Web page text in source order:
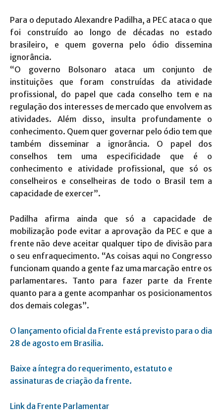
Para o deputado Alexandre Padilha, a PEC ataca o que
foi construído ao longo de décadas no estado
brasileiro, e quem governa pelo ódio dissemina
ignorância.
“O governo Bolsonaro ataca um conjunto de
instituições que foram construídas da atividade
profissional, do papel que cada conselho tem e na
regulação dos interesses de mercado que envolvem as
atividades. Além disso, insulta profundamente o
conhecimento. Quem quer governar pelo ódio tem que
também disseminar a ignorância. O papel dos
conselhos tem uma especificidade que é o
conhecimento e atividade profissional, que só os
conselheiros e conselheiras de todo o Brasil tem a
capacidade de exercer”.
Padilha afirma ainda que só a capacidade de
mobilização pode evitar a aprovação da PEC e que a
frente não deve aceitar qualquer tipo de divisão para
o seu enfraquecimento. “As coisas aqui no Congresso
funcionam quando a gente faz uma marcação entre os
parlamentares. Tanto para fazer parte da Frente
quanto para a gente acompanhar os posicionamentos
dos demais colegas”.
O lançamento oficial da Frente está previsto para o dia
28 de agosto em Brasilia.
Baixe a íntegra do requerimento, estatuto e
assinaturas de criação da frente.
Link da Frente Parlamentar